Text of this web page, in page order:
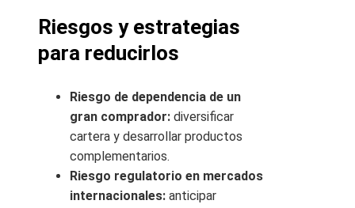
Riesgos y estrategias
para reducirlos
Riesgo de dependencia de un
gran comprador: diversificar
cartera y desarrollar productos
complementarios.
Riesgo regulatorio en mercados
internacionales: anticipar